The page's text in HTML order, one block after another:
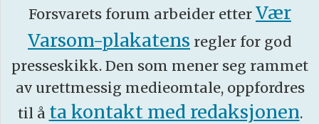
Forsvarets forum arbeider etter Vær
Varsom-plakatens regler for god
presseskikk. Den som mener seg rammet
av urettmessig medieomtale, oppfordres
til å ta kontakt med redaksjonen.